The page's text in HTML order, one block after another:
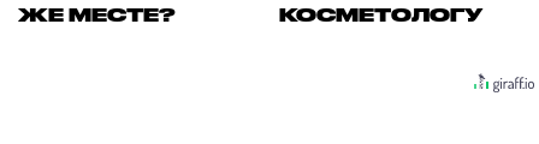
ЖЕ МЕСТЕ?
КОСМЕТОЛОГУ